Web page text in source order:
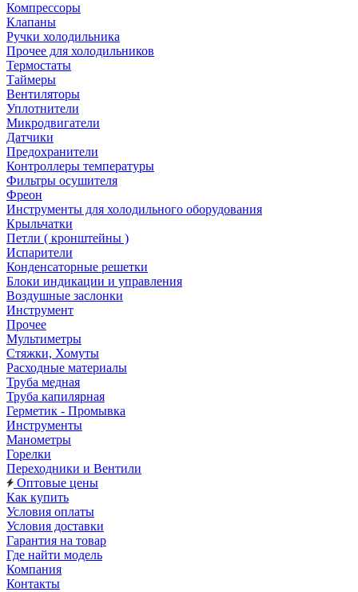
Компрессоры
Клапаны
Ручки холодильника
Прочее для холодильников
Термостаты
Таймеры
Вентиляторы
Уплотнители
Микродвигатели
Датчики
Предохранители
Контроллеры температуры
Фильтры осушителя
Фреон
Инструменты для холодильного оборудования
Крыльчатки
Петли ( кронштейны )
Испарители
Конденсаторные решетки
Блоки индикации и управления
Воздушные заслонки
Инструмент
Прочее
Мультиметры
Стяжки, Хомуты
Расходные материалы
Труба медная
Труба капилярная
Герметик - Промывка
Инструменты
Манометры
Горелки
Переходники и Вентили
Оптовые цены
Как купить
Условия оплаты
Условия доставки
Гарантия на товар
Где найти модель
Компания
Контакты